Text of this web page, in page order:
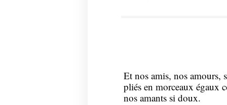
Et nos amis, nos amours,
pliés en morceaux égaux
nos amants si doux.